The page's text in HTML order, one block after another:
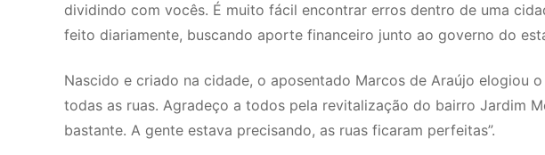
dividindo com vocês. É muito fácil encontrar erros dentro de uma
feito diariamente, buscando aporte financeiro junto ao governo do
Nascido e criado na cidade, o aposentado Marcos de Araújo elogiou
todas as ruas. Agradeço a todos pela revitalização do bairro Jardim
bastante. A gente estava precisando, as ruas ficaram perfeitas”.